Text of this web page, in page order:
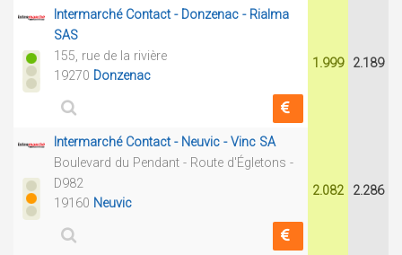
Intermarché Contact - Donzenac - Rialma
SAS
155, rue de la rivière
19270 Donzenac
1.999 2.189
Intermarché Contact - Neuvic - Vinc SA
Boulevard du Pendant - Route d'Égletons -
D982
19160 Neuvic
2.082 2.286